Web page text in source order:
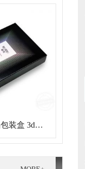
装盒 3d镭
包装盒